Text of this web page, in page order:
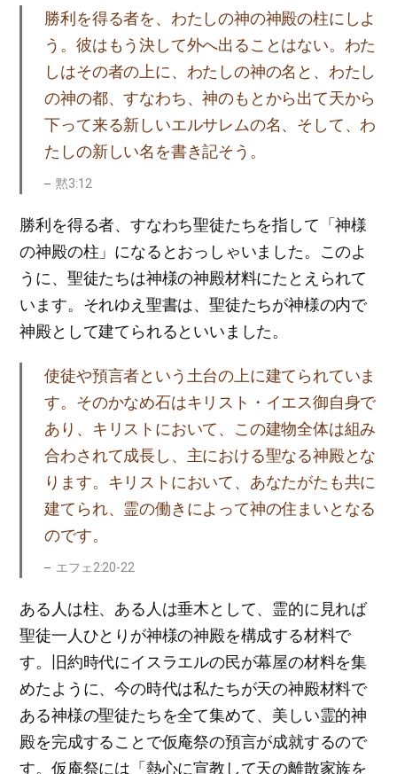
勝利を得る者を、わたしの神の神殿の柱にしよ
う。彼はもう決して外へ出ることはない。わた
しはその者の上に、わたしの神の名と、わたし
の神の都、すなわち、神のもとから出て天から
下って来る新しいエルサレムの名、そして、わ
たしの新しい名を書き記そう。
黙3:12
勝利を得る者、すなわち聖徒たちを指して「神様
の神殿の柱」になるとおっしゃいました。このよ
うに、聖徒たちは神様の神殿材料にたとえられて
います。それゆえ聖書は、聖徒たちが神様の内で
神殿として建てられるといいました。
使徒や預言者という土台の上に建てられていま
す。そのかなめ石はキリスト・イエス御自身で
あり、キリストにおいて、この建物全体は組み
合わされて成長し、主における聖なる神殿とな
ります。キリストにおいて、あなたがたも共に
建てられ、霊の働きによって神の住まいとなる
のです。
エフェ2:20-22
ある人は柱、ある人は垂木として、霊的に見れば
聖徒一人ひとりが神様の神殿を構成する材料で
す。旧約時代にイスラエルの民が幕屋の材料を集
めたように、今の時代は私たちが天の神殿材料で
ある神様の聖徒たちを全て集めて、美しい霊的神
殿を完成することで仮庵祭の預言が成就するので
す。仮庵祭には「熱心に宣教して天の離散家族を